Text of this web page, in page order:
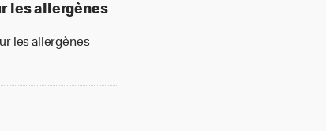
les allergènes
les allergènes